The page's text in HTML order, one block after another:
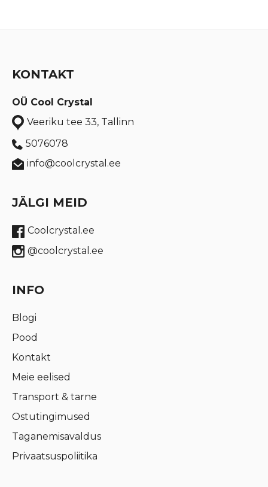
KONTAKT
OÜ Cool Crystal
Veeriku tee 33, Tallinn
5076078
info@coolcrystal.ee
JÄLGI MEID
Coolcrystal.ee
@coolcrystal.ee
INFO
Blogi
Pood
Kontakt
Meie eelised
Transport & tarne
Ostutingimused
Taganemisavaldus
Privaatsuspoliitika